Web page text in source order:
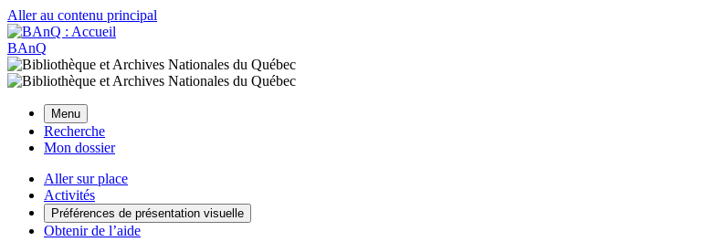
Aller au contenu principal
BAnQ
Menu
Recherche
Mon dossier
Aller sur place
Activités
Préférences de présentation visuelle
Obtenir de l’aide